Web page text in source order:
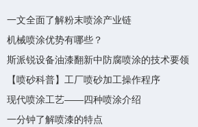
一文全面了解粉末喷涂产业链
机械喷涂优势有哪些？
斯派锐设备油漆翻新中防腐喷涂的技术要领
【喷砂科普】工厂喷砂加工操作程序
现代喷涂工艺——四种喷涂介绍
一分钟了解喷漆的特点